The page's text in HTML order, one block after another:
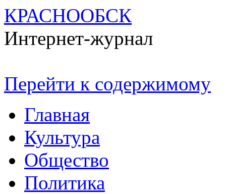
КРАСНООБСК
Интернет-журнал
Перейти к содержимому
Главная
Культура
Общество
Политика